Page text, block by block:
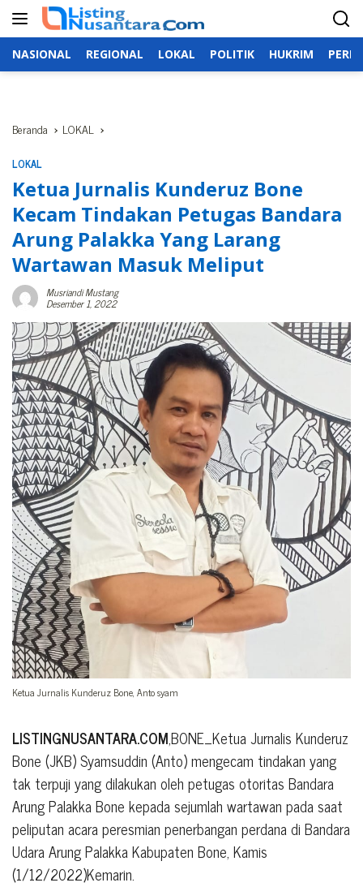
konten
NASIONAL REGIONAL LOKAL POLITIK HUKRIM
Beranda LOKAL
LOKAL
Ketua Jurnalis Kunderuz Bone
Kecam Tindakan Petugas Bandara
Arung Palakka Yang Larang
Wartawan Masuk Meliput
Musriandi Mustang
Desember 1, 2022
Ketua Jurnalis Kunderuz Bone, Anto syam
LISTINGNUSANTARA.COM,BONE_Ketua Jurnalis Kunderuz
Bone (JKB) Syamsuddin (Anto) mengecam tindakan yang
tak terpuji yang dilakukan oleh petugas otoritas Bandara
Arung Palakka Bone kepada sejumlah wartawan pada saat
peliputan acara peresmian penerbangan perdana di Bandara
Udara Arung Palakka Kabupaten Bone, Kamis
(1/12/2022)Kemarin.